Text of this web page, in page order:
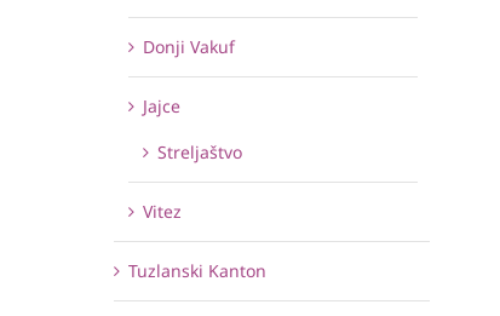
Donji Vakuf
Jajce
Streljaštvo
Vitez
Tuzlanski Kanton